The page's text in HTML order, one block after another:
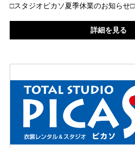
□スタジオピカソ夏季休業のお知らせ□
詳細を見る